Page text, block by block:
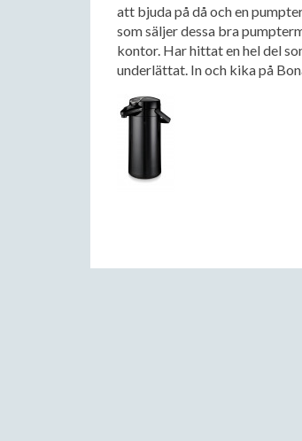
att bjuda på då och en
som säljer dessa bra
kontor. Har hittat en hel del
underlättat. In och kika på